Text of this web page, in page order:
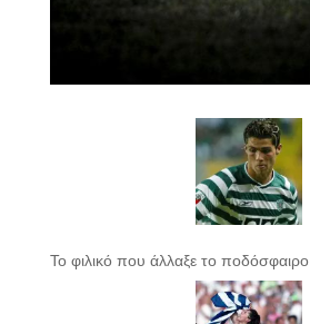
Το φιλικό που άλλαξε το ποδόσφαιρο